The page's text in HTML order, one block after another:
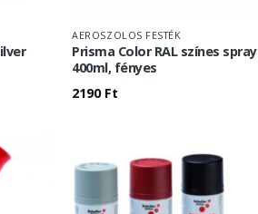
AEROSZOLOS FESTÉK
Prisma Color RAL színes spray
400ml, fényes
2190 Ft